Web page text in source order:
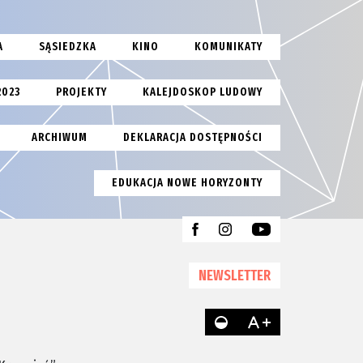
SĄSIEDZKA KINO KOMUNIKATY
PROJEKTY KALEJDOSKOP LUDOWY
ARCHIWUM DEKLARACJA DOSTĘPNOŚCI
EDUKACJA NOWE HORYZONTY
NEWSLETTER